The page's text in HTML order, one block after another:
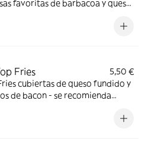
favoritas de barbacoa y queso
Fries
5,50 €
cubiertas de queso fundido y
de bacon - se recomienda